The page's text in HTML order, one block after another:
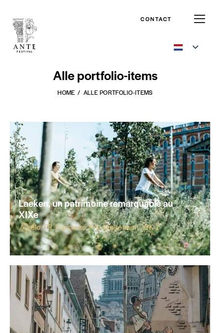
CONTACT
Alle portfolio-items
HOME ALLE PORTFOLIO-ITEMS
Laeken, un patrimoine remarquable au
XIXe
À vélo,FR,Parcours,Pro wielrennen,WK 2